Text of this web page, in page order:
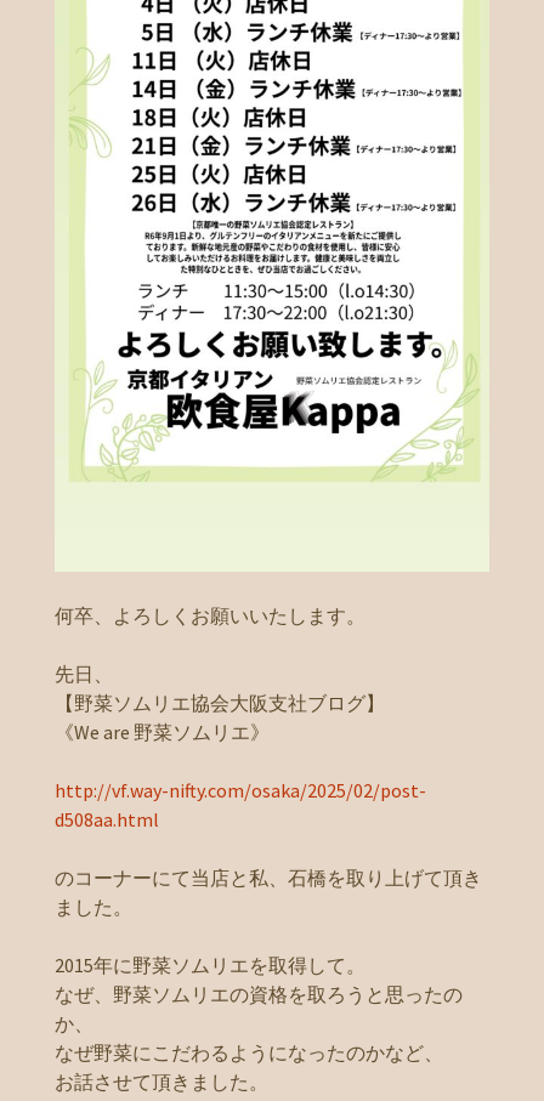
何卒、よろしくお願いいたします。
先日、
【野菜ソムリエ協会大阪支社ブログ】
《We are 野菜ソムリエ》
http://vf.way-nifty.com/osaka/2025/02/post-
d508aa.html
のコーナーにて当店と私、石橋を取り上げて頂き
ました。
2015年に野菜ソムリエを取得して。
なぜ、野菜ソムリエの資格を取ろうと思ったの
か、
なぜ野菜にこだわるようになったのかなど、
お話させて頂きました。